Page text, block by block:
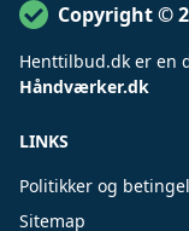
Copyright ©
Henttilbud.dk er en
Håndværker.dk
LINKS
Politikker og
Sitemap